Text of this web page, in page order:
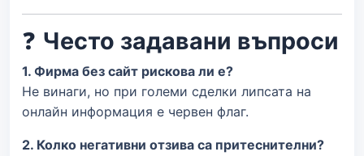
❓ Често задавани въпроси
1. Фирма без сайт рискова ли е?
Не винаги, но при големи сделки липсата на
онлайн информация е червен флаг.
2. Колко негативни отзива са притеснителни?